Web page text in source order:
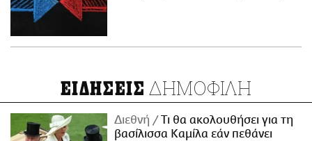
ΕΙΔΗΣΕΙΣ ΔΗΜΟΦΙΛΗ
Διεθνή
Τι θα ακολουθήσει για τη
βασίλισσα Καμίλα εάν πεθάνει